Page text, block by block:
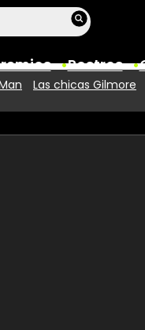
Rostros
Las chicas Gilmore